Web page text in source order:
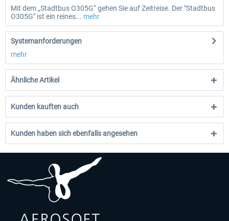
Mit dem „Stadtbus O305G“ gehen Sie auf Zeitreise. Der "Stadtbus
O305G" ist ein reines... mehr
Systemanforderungen
mehr
Ähnliche Artikel
Kunden kauften auch
Kunden haben sich ebenfalls angesehen